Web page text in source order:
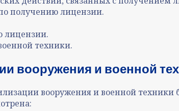
получению лицензии.
лицензии.
техники.
вооружения и военной
вооружения и военной